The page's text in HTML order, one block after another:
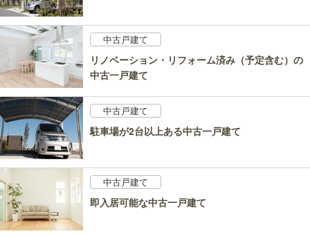
中古戸建て
リノベーション・リフォーム済み（予定含む）の
中古一戸建て
中古戸建て
駐車場が2台以上ある中古一戸建て
中古戸建て
即入居可能な中古一戸建て